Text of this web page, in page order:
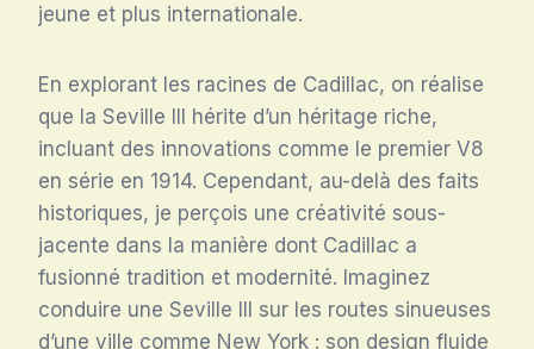
jeune et plus internationale.
En explorant les racines de Cadillac, on réalise
que la Seville III hérite d’un héritage riche,
incluant des innovations comme le premier V8
en série en 1914. Cependant, au-delà des faits
historiques, je perçois une créativité sous-
jacente dans la manière dont Cadillac a
fusionné tradition et modernité. Imaginez
conduire une Seville III sur les routes sinueuses
d’une ville comme New York : son design fluide